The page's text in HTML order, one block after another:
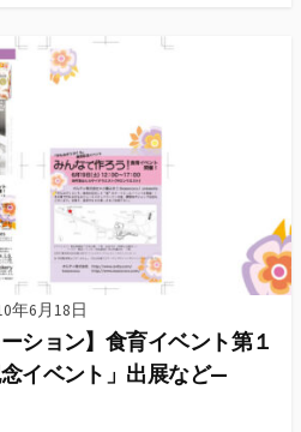
年6月18日
ション】食育イベント第１
イベント」出展など—